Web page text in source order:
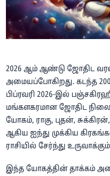
2026 ஆம் ஆண்டு ஜோதிட
அமையப்போகிறது. கடந்த
பிப்ரவரி 2026-இல்
மங்களகரமான ஜோதிட நிலை
யோகம், ராகு, புதன்,
ஆகிய ஐந்து முக்கிய
ராசியில் சேர்ந்து
இந்த யோகத்தின் தாக்கம்